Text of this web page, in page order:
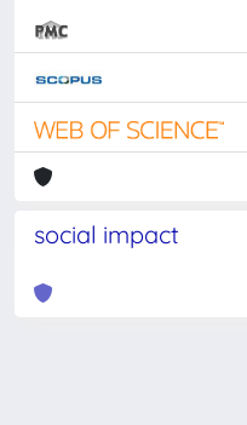
social impact